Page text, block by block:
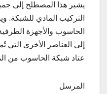
يشير هذا المصطلح إلى
التركيب المادي للشبكة.
الحاسوب والأجهزة
إلى العناصر الأخرى التي
عتاد شبكة الحاسوب من
المرسل